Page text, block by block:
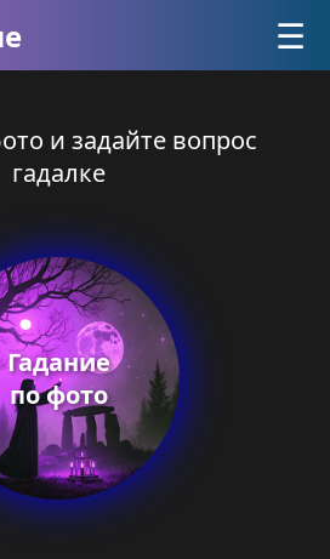
☰
и задайте вопрос
гадалке
Гадание
по фото